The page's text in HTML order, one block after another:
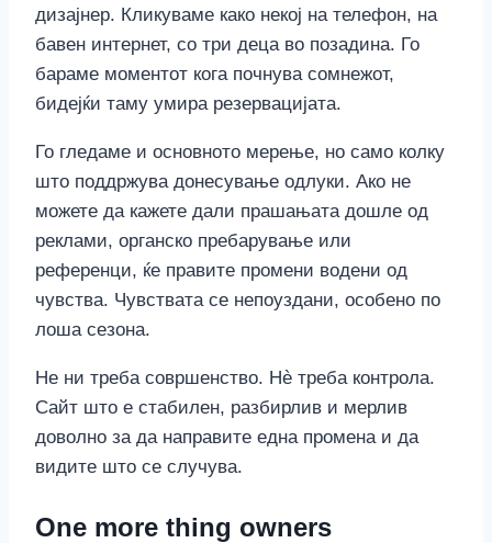
дизајнер. Кликуваме како некој на телефон, на
бавен интернет, со три деца во позадина. Го
бараме моментот кога почнува сомнежот,
бидејќи таму умира резервацијата.
Го гледаме и основното мерење, но само колку
што поддржува донесување одлуки. Ако не
можете да кажете дали прашањата дошле од
реклами, органско пребарување или
референци, ќе правите промени водени од
чувства. Чувствата се непоуздани, особено по
лоша сезона.
Не ни треба совршенство. Нè треба контрола.
Сайт што е стабилен, разбирлив и мерлив
доволно за да направите една промена и да
видите што се случува.
One more thing owners